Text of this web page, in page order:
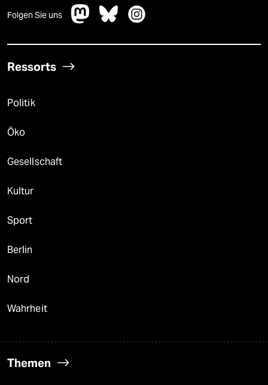
Folgen Sie uns
Ressorts
Politik
Öko
Gesellschaft
Kultur
Sport
Berlin
Nord
Wahrheit
Themen